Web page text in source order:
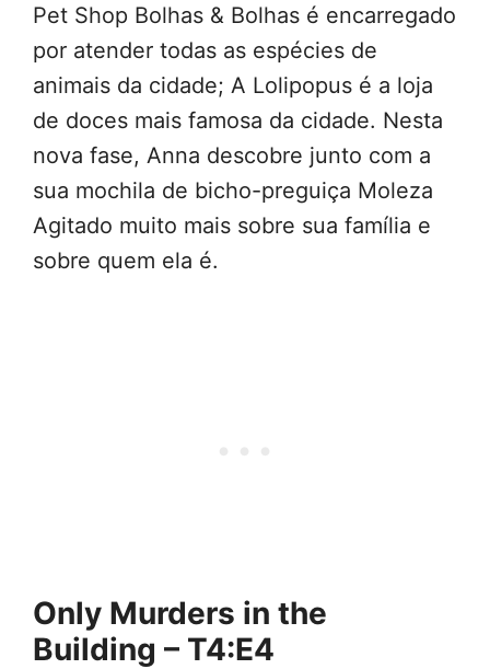
Pet Shop Bolhas & Bolhas é encarregado
por atender todas as espécies de
animais da cidade; A Lolipopus é a loja
de doces mais famosa da cidade. Nesta
nova fase, Anna descobre junto com a
sua mochila de bicho-preguiça Moleza
Agitado muito mais sobre sua família e
sobre quem ela é.
Only Murders in the
Building – T4:E4